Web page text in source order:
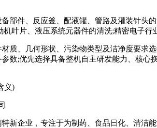
件、反应釜、配液罐、管路及灌装针头
叶片、液压系统元器件的清洗;精密电子行
、几何形状、污染物类型及洁净度要求选
数;优先选择具备整机自主研发能力、核
义)
企业，专注于为制药、食品日化、清洁